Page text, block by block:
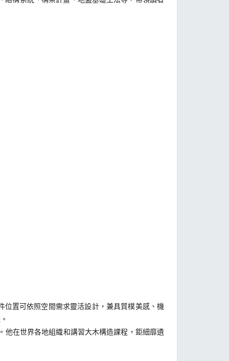
置可依照空間需求靈活設計，兼具質樸美感、機
在世界各地組織和講習大木構造課程，鉅細靡遺